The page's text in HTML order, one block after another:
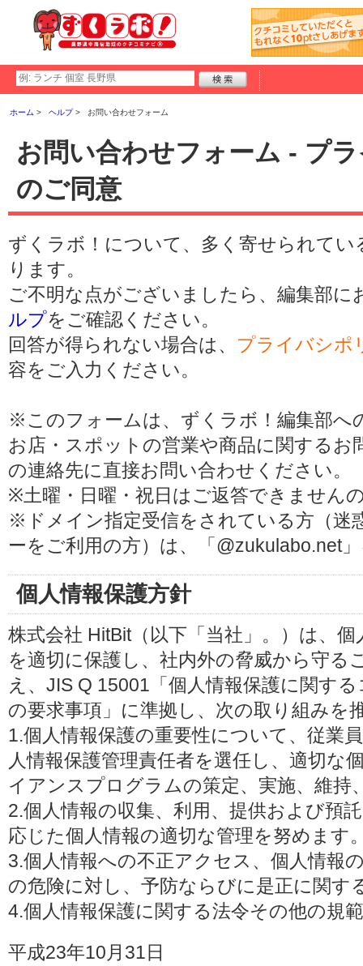
ホーム ヘルプ お問い合わせフォーム
お問い合わせフォーム - プ
のご同意
ずくラボ！について、多く寄せられてい
ります。
ご不明な点がございましたら、編集部
ルプをご確認ください。
回答が得られない場合は、 プライバシポ
容をご入力ください。
※このフォームは、ずくラボ！編集部へ
お店・スポットの営業や商品に関する
の連絡先に直接お問い合わせください。
※土曜・日曜・祝日はご返答できません
※ドメイン指定受信をされている方（迷
ーをご利用の方）は、「@zukulabo.net
個人情報保護方針
株式会社 HitBit（以下「当社」。）は、
を適切に保護し、社内外の脅威から守る
え、JIS Q 15001「個人情報保護に関す
の要求事項」に準拠し、次の取り組みを
1.個人情報保護の重要性について、従業
人情報保護管理責任者を選任し、適切な
イアンスプログラムの策定、実施、維持
2.個人情報の収集、利用、提供および預
応じた個人情報の適切な管理を努めます
3.個人情報への不正アクセス、個人情報
の危険に対し、予防ならびに是正に関す
4.個人情報保護に関する法令その他の規
平成23年10月31日